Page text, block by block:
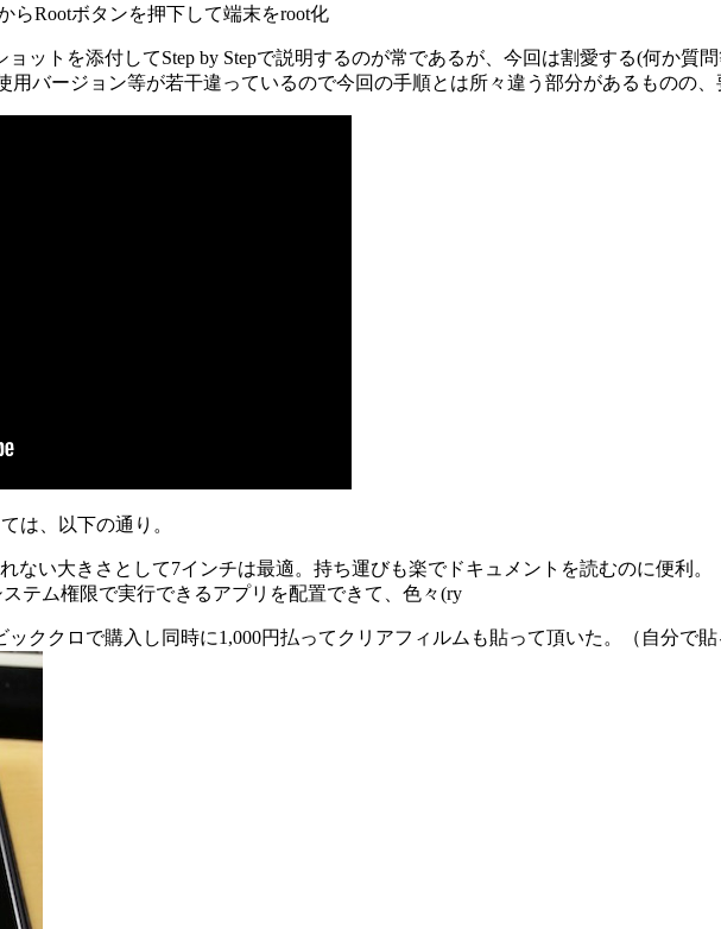
らRootボタンを押下して端末をroot化
ットを添付してStep by Stepで説明するのが常であるが、今回は割愛する(何か質
用バージョン等が若干違っているので今回の手順とは所々違う部分があるものの、
は、以下の通り。
ない大きさとして7インチは最適。持ち運びも楽でドキュメントを読むのに便利。
ステム権限で実行できるアプリを配置できて、色々(ry
ククロで購入し同時に1,000円払ってクリアフィルムも貼って頂いた。（自分で